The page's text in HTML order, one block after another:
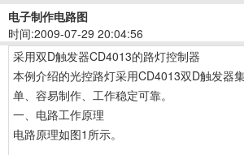
电子制作电路图
时间:2009-07-29 20:04:56
采用双D触发器CD4013的路灯控制器
本例介绍的光控路灯采用CD4013双D触发器
单、容易制作、工作稳定可靠。
一、电路工作原理
电路原理如图1所示。